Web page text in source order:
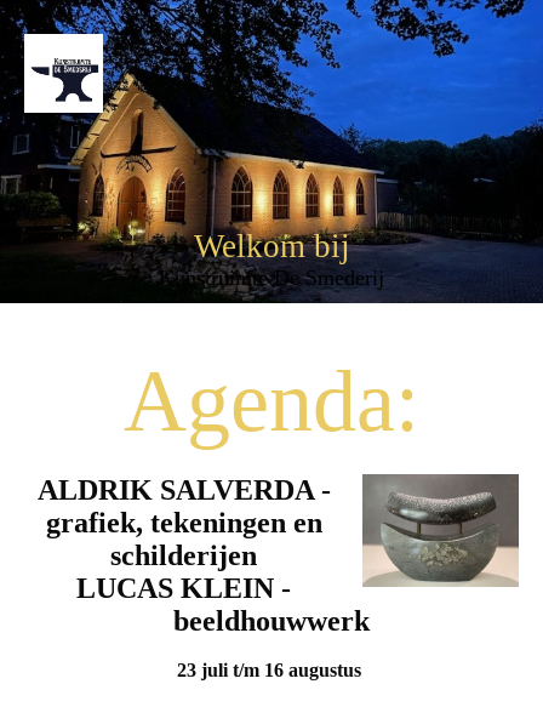
Welkom bij
Kunstruimte De Smederij
Agenda:
ALDRIK SALVERDA -
grafiek, tekeningen en
schilderijen
LUCAS KLEIN -
beeldhouwwerk
23 juli t/m 16 augustus